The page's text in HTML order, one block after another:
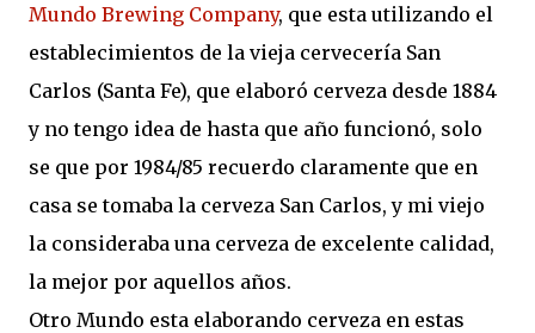
Mundo Brewing Company, que esta utilizando el
establecimientos de la vieja cervecería San
Carlos (Santa Fe), que elaboró cerveza desde 1884
y no tengo idea de hasta que año funcionó, solo
se que por 1984/85 recuerdo claramente que en
casa se tomaba la cerveza San Carlos, y mi viejo
la consideraba una cerveza de excelente calidad,
la mejor por aquellos años.
Otro Mundo esta elaborando cerveza en estas